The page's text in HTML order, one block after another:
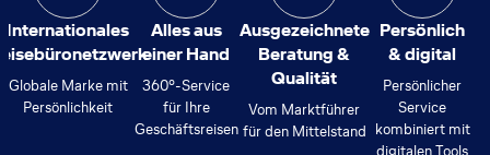
Internationales
Globale Marke mit
Persönlichkeit
Alles aus
einer Hand
360°-Service
für Ihre
Geschäftsreisen
Ausgezeichnete
Beratung &
Qualität
Vom Marktführer
für den Mittelstand
Persönlich
& digital
Persönlicher
Service
kombiniert mit